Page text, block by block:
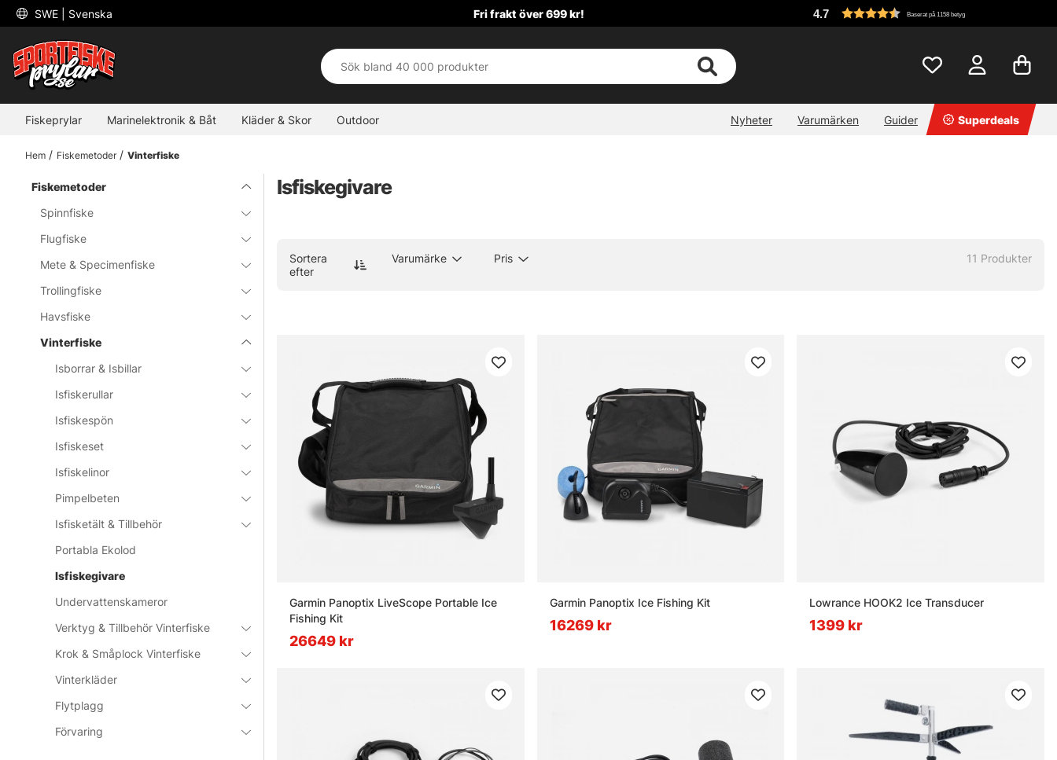
SWE | Svenska Fri frakt över 699 kr! 4.7 Baserat på 1158 betyg
Fiskeprylar Marinelektronik & Båt Kläder & Skor Outdoor Nyheter Varumärken Guider Superdeals
Hem Fiskemetoder Vinterfiske
Fiskemetoder
Spinnfiske
Flugfiske
Mete & Specimenfiske
Trollingfiske
Havsfiske
Vinterfiske
Isborrar & Isbillar
Isfiskerullar
Isfiskespön
Isfiskeset
Isfiskelinor
Pimpelbeten
Isfisketält & Tillbehör
Portabla Ekolod
Isfiskegivare
Undervattenskameror
Verktyg & Tillbehör Vinterfiske
Krok & Småplock Vinterfiske
Vinterkläder
Flytplagg
Förvaring
Isfiskegivare
Sortera
efter
Varumärke Pris 11 Produkter
Garmin Panoptix LiveScope Portable Ice
Fishing Kit
26649 kr
Garmin Panoptix Ice Fishing Kit
16269 kr
Lowrance HOOK2 Ice Transducer
1399 kr